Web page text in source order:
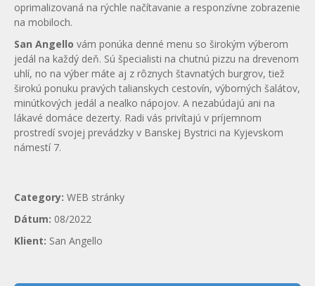
oprimalizovaná na rýchle načítavanie a responzívne zobrazenie
na mobiloch.
San Angello vám ponúka denné menu so širokým výberom
jedál na každý deň. Sú špecialisti na chutnú pizzu na drevenom
uhlí, no na výber máte aj z rôznych štavnatých burgrov, tiež
širokú ponuku pravých talianskych cestovín, výborných šalátov,
minútkových jedál a nealko nápojov. A nezabúdajú ani na
lákavé domáce dezerty. Radi vás privítajú v príjemnom
prostredí svojej prevádzky v Banskej Bystrici na Kyjevskom
námestí 7.
Category: WEB stránky
Dátum: 08/2022
Klient: San Angello